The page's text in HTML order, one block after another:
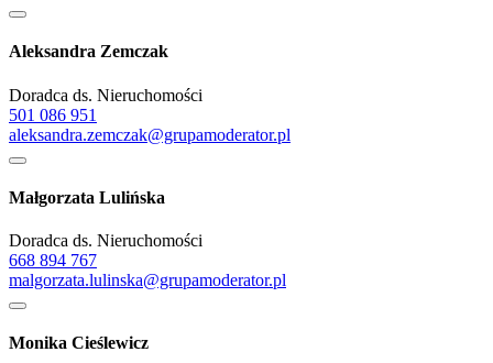
Aleksandra Zemczak
Doradca ds. Nieruchomości
501 086 951
aleksandra.zemczak@grupamoderator.pl
Małgorzata Lulińska
Doradca ds. Nieruchomości
668 894 767
malgorzata.lulinska@grupamoderator.pl
Monika Cieślewicz